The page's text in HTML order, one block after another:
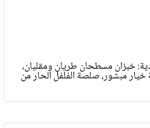
خبزان مسطحان طريان ومقليان،
مبشور، صلصة الفلفل الحار من